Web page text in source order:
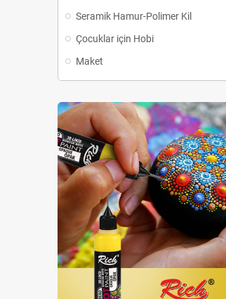
Seramik Hamur-Polimer Kil
Çocuklar için Hobi
Maket